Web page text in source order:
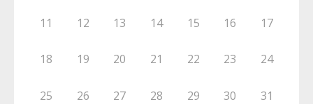
11 12 13 14 15 16 17
18 19 20 21 22 23 24
25 26 27 28 29 30 31